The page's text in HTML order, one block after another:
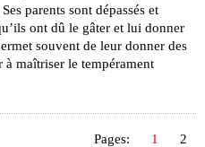
parents sont dépassés et
ont dû le gâter et lui donner
souvent de leur donner des
à maîtriser le tempérament
Pages: 1 2